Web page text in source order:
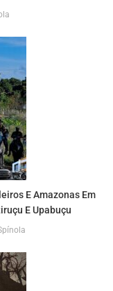
E Amazonas Em
E Upabuçu